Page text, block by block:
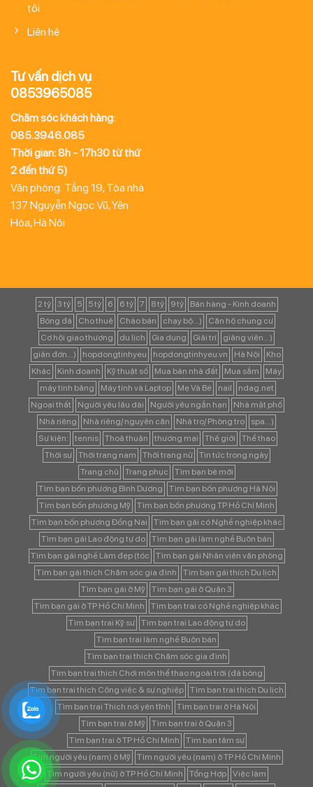
tôi
Liên hệ
Tư vấn dịch vụ
0853965085
Chăm sóc khách hàng:
085.3946.085
Thời gian: 8h - 17h30 từ thứ
2 đến thứ 5)
Văn phòng: Tầng 19, Tòa nhà
137 Nguyễn Ngọc Vũ, Yên
Hòa, Hà Nội
2 tỷ 3 tỷ 5 5 tỷ 6 6 tỷ 7 8 tỷ 9 tỷ
Bán hàng - Kinh doanh
Bóng đá
Cho thuê Chào bán chạy bộ...)
Căn hộ chung cư
Cơ hội giao thương
du lịch Gia dụng Giải trí
giảng viên...)
giản đơn...)
hopdongtinhyeu hopdongtinhyeu.vn Hà Nội
Kho
Khác
Kinh doanh Kỹ thuật số Mua bán nhà đất Mua sắm
Máy
máy tính bảng
Máy tính và Laptop Mẹ Và Bé nail
ndag.net
Ngoại thất
Người yêu lâu dài Người yêu ngắn hạn
Nhà mặt phố
Nhà riêng
Nhà riêng/ nguyên căn Nhà trọ/ Phòng trọ
spa...)
Sự kiện:
tennis Thoả thuận thương mại Thế giới
Thể thao
Thời sự
Thời trang nam Thời trang nữ
Tin tức trong ngày
Trang chủ
Trang phục
Tìm bạn bè mới
Tìm bạn bốn phương Bình Dương
Tìm bạn bốn phương Hà Nội
Tìm bạn bốn phương Mỹ
Tìm bạn bốn phương TP Hồ Chí Minh
Tìm bạn bốn phương Đồng Nai
Tìm bạn gái có Nghề nghiệp khác
Tìm bạn gái Lao động tự do
Tìm bạn gái làm nghề Buôn bán
Tìm bạn gái nghề Làm đẹp (tóc
Tìm bạn gái Nhân viên văn phòng
Tìm bạn gái thích Chăm sóc gia đình
Tìm bạn gái thích Du lịch
Tìm bạn gái ở Mỹ
Tìm bạn gái ở Quận 3
Tìm bạn gái ở TP Hồ Chí Minh
Tìm bạn trai có Nghề nghiệp khác
Tìm bạn trai Kỹ sư
Tìm bạn trai Lao động tự do
Tìm bạn trai làm nghề Buôn bán
Tìm bạn trai thích Chăm sóc gia đình
Tìm bạn trai thích Chơi môn thể thao ngoài trời (đá bóng
Tìm bạn trai thích Công việc & sự nghiệp
Tìm bạn trai thích Du lịch
Tìm bạn trai Thích nơi yên tĩnh
Tìm bạn trai ở Hà Nội
Tìm bạn trai ở Mỹ
Tìm bạn trai ở Quận 3
Tìm bạn trai ở TP Hồ Chí Minh
Tìm bạn tâm sự
Tìm người yêu (nam) ở Mỹ
Tìm người yêu (nam) ở TP Hồ Chí Minh
Tìm người yêu (nữ) ở TP Hồ Chí Minh
Tổng Hợp
Việc làm